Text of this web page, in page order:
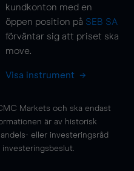
kundkonton med en
öppen position på SEB SA
förväntar sig att priset ska
move.
Visa instrument
Markets och ska endast
är av historisk
eller investeringsråd